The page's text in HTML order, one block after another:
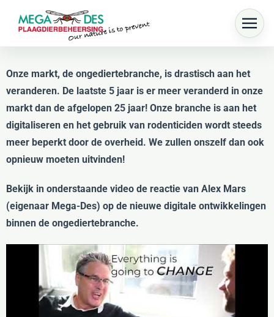
Skip to main content
Onze markt, de ongediertebranche, is drastisch aan het
veranderen. De laatste 5 jaar is er meer veranderd in onze
markt dan de afgelopen 25 jaar! Onze branche is aan het
digitaliseren en het gebruik van rodenticiden wordt steeds
meer beperkt door de overheid. We zullen onszelf dan ook
opnieuw moeten uitvinden!
Bekijk in onderstaande video de reactie van Alex Mars
(eigenaar Mega-Des) op de nieuwe digitale ontwikkelingen
binnen de ongediertebranche.